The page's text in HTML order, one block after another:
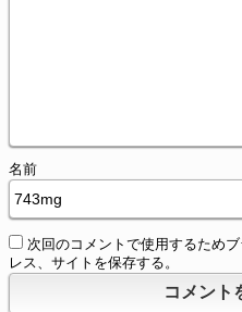
名前
次回のコメントで使用するため
レス、サイトを保存する。